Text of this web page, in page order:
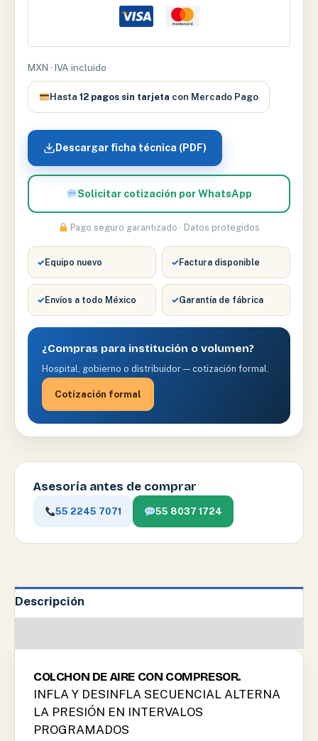
MXN · IVA incluido
Hasta 12 pagos sin tarjeta con Mercado Pago
Descargar ficha técnica (PDF)
Solicitar cotización por WhatsApp
Pago seguro garantizado · Datos protegidos
✓Equipo nuevo ✓Factura disponible
✓Envíos a todo México ✓Garantía de fábrica
¿Compras para institución o volumen?
Hospital, gobierno o distribuidor — cotización formal.
Cotización formal
Asesoría antes de comprar
55 2245 7071 55 8037 1724
Descripción
COLCHON DE AIRE CON COMPRESOR.
INFLA Y DESINFLA SECUENCIAL ALTERNA
LA PRESIÓN EN INTERVALOS
PROGRAMADOS